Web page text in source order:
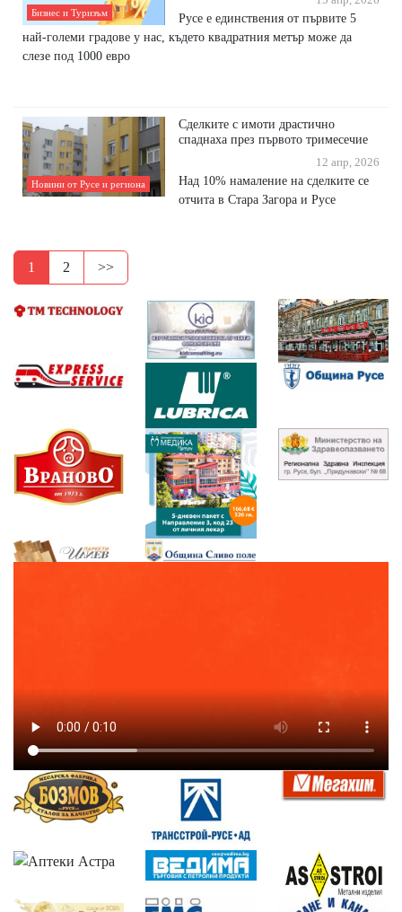
Бизнес и Туризъм
Русе е единствения от първите 5
най-големи градове у нас, където квадратния метър може да
слезе под 1000 евро
Новини от Русе и региона
Сделките с имоти драстично
спаднаха през първото тримесечие
12 апр, 2026
Над 10% намаление на сделките се
отчита в Стара Загора и Русе
1 2 >>